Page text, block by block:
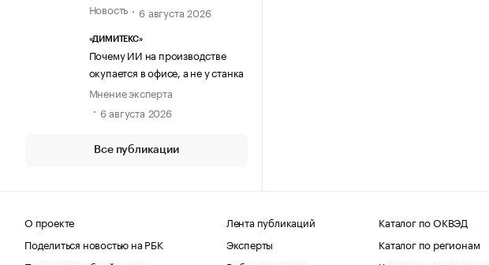
Новость
6 августа 2026
«ДИМИТЕКС»
Почему ИИ на производстве
окупается в офисе, а не у станка
Мнение эксперта
6 августа 2026
Все публикации
О проекте
Поделиться новостью на РБК
Лента публикаций
Эксперты
Каталог по ОКВЭД
Каталог по регионам